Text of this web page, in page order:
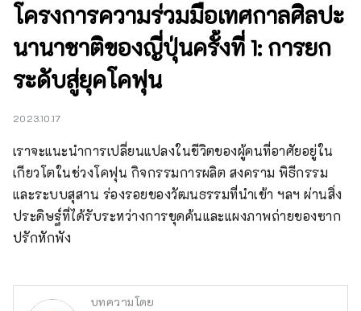
โครงการความร่วมมือเทศกาลศิลปะ
นานาชาติของญี่ปุ่นครั้งที่ 1: การยก
ระดับสู่ยุคโคฟุน
2023.10.17
เราจะแนะนำการเปลี่ยนแปลงในชีวิตของผู้คนที่อาศัยอยู่ใน
เกียวโตในช่วงโคฟุน กิจกรรมการผลิต สงคราม พิธีกรรม
และระบบสุสาน ร่องรอยของวัฒนธรรมที่นำเข้า ฯลฯ ผ่านสิ่ง
ประดิษฐ์ที่ได้รับระหว่างการขุดค้นและแผงภาพถ่ายของซาก
ปรักหักพัง
บทความโดย